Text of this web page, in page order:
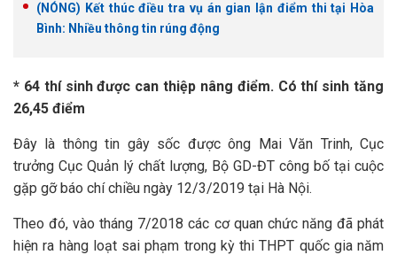
(NÓNG) Kết thúc điều tra vụ án gian lận điểm thi tại Hòa
Bình: Nhiều thông tin rúng động
* 64 thí sinh được can thiệp nâng điểm. Có thí sinh tăng
26,45 điểm
Đây là thông tin gây sốc được ông Mai Văn Trinh, Cục
trưởng Cục Quản lý chất lượng, Bộ GD-ĐT công bố tại cuộc
gặp gỡ báo chí chiều ngày 12/3/2019 tại Hà Nội.
Theo đó, vào tháng 7/2018 các cơ quan chức năng đã phát
hiện ra hàng loạt sai phạm trong kỳ thi THPT quốc gia năm